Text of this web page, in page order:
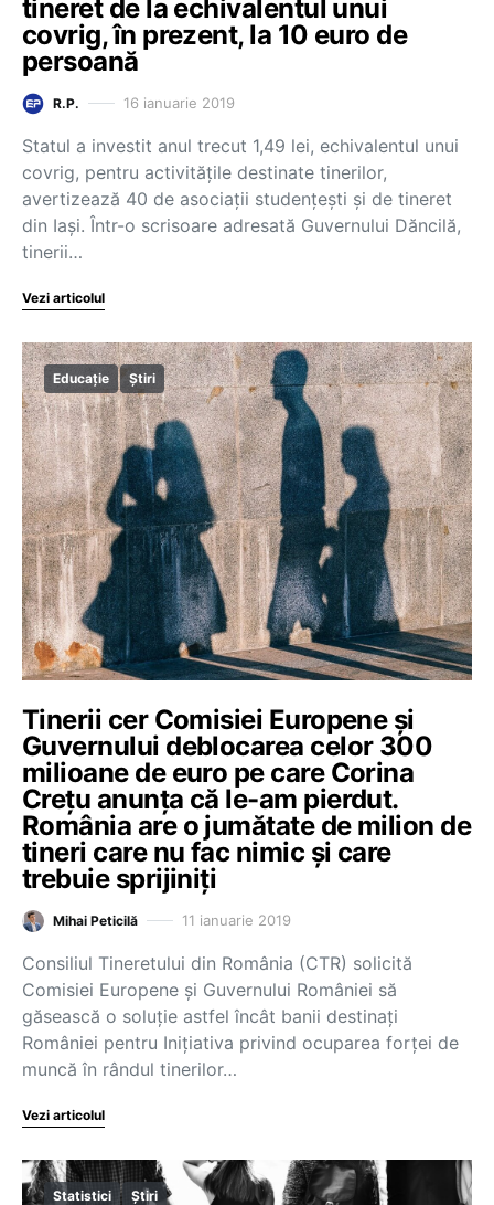
tineret de la echivalentul unui
covrig, în prezent, la 10 euro de
persoană
R.P. 16 ianuarie 2019
Statul a investit anul trecut 1,49 lei, echivalentul unui
covrig, pentru activitățile destinate tinerilor,
avertizează 40 de asociații studențești și de tineret
din Iași. Într-o scrisoare adresată Guvernului Dăncilă,
tinerii…
Vezi articolul
Educație Știri
Tinerii cer Comisiei Europene și
Guvernului deblocarea celor 300
milioane de euro pe care Corina
Crețu anunța că le-am pierdut.
România are o jumătate de milion de
tineri care nu fac nimic și care
trebuie sprijiniți
Mihai Peticilă 11 ianuarie 2019
Consiliul Tineretului din România (CTR) solicită
Comisiei Europene și Guvernului României să
găsească o soluție astfel încât banii destinați
României pentru Inițiativa privind ocuparea forței de
muncă în rândul tinerilor…
Vezi articolul
Statistici Știri